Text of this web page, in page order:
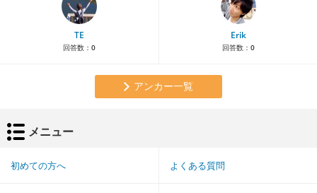
TE
回答数： 0
Erik
回答数： 0
アンカー一覧
メニュー
初めての方へ よくある質問